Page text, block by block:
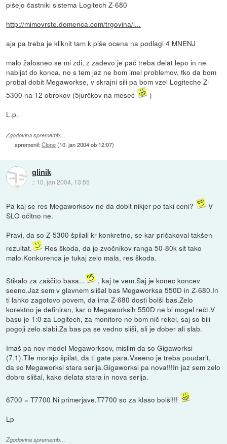
pišejo častniki sistema Logitech Z-680
http://mimovrste.domenca.com/trgovina/i...
aja pa treba je kliknit tam k piše ocena na podlagi 4 MNENJ
malo žalosneo se mi zdi, z zadevo je pač treba delat lepo in ne
nabijat do konca, no s tem jaz ne bom imel problemov, tko da bom
probal dobit Megaworkse, v skrajni sili pa bom vzel Logiteche Z-
5300 na 12 obrokov (5jurčkov na mesec
)
L.p.
Zgodovina sprememb…
spremenil:Clone(10. jan 2004 ob 12:07)
glinik
:: 10. jan 2004, 13:55
Pa kaj se res Megaworksov ne da dobit nikjer po taki ceni?
V
SLO očitno ne.
Pravi, da so Z-5300 špilali kr konkretno, se kar pričakoval takšen
rezultat.
Res škoda, da je zvočnikov ranga 50-80k sit tako
malo.Konkurenca je tukaj zelo mala, res škoda.
Stikalo za zaščito basa...
, kaj te vem.Saj je konec koncev
seeno.Jaz sem v glavnem slišal bas Megaworksa 550D in Z-680.In
ti lahko zagotovo povem, da ima Z-680 dosti bolši bas.Zelo
korektno je definiran, kar o Megaworksih 550D ne bi mogel rečt.V
basu je 1:0 za Logitech, za monitore ne bom nič rekel, saj so bili
pogoji zelo slabi.Za bas pa se vedno sliši, ali je dober ali slab.
Imaš pa nov model Megaworksov, mislim da so Gigaworksi
(7.1).Tile morajo špilat, da ti gate para.Vseeno je treba poudarit,
da so Megaworksi stara serija.Gigaworksi pa nova!!!In jaz sem zelo
dobro slišal, kako delata stara in nova serija.
6700 = T7700 Ni primerjave.T7700 so za klaso bolši!!!
Lp
Zgodovina sprememb…